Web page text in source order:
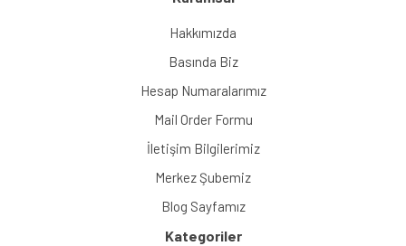
Gönder
Hakkımızda
Basında Biz
Hesap Numaralarımız
Mail Order Formu
İletişim Bilgilerimiz
Merkez Şubemiz
Blog Sayfamız
Kategoriler